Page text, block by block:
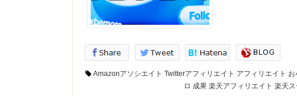
Amazonアソシエイト Twitterアフィリエイト アフィリエイト お
ロ 成果 楽天アフィリエイト 楽天